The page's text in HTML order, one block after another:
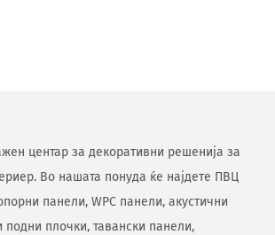
центар за декоративни решенија за
Во нашата понуда ќе најдете ПВЦ
панели, WPC панели, акустични
подни плочки, тавански панели,